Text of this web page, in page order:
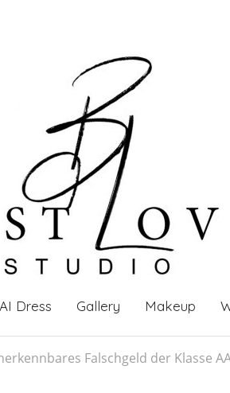
Dress Gallery Makeup
Falschgeld der Klasse